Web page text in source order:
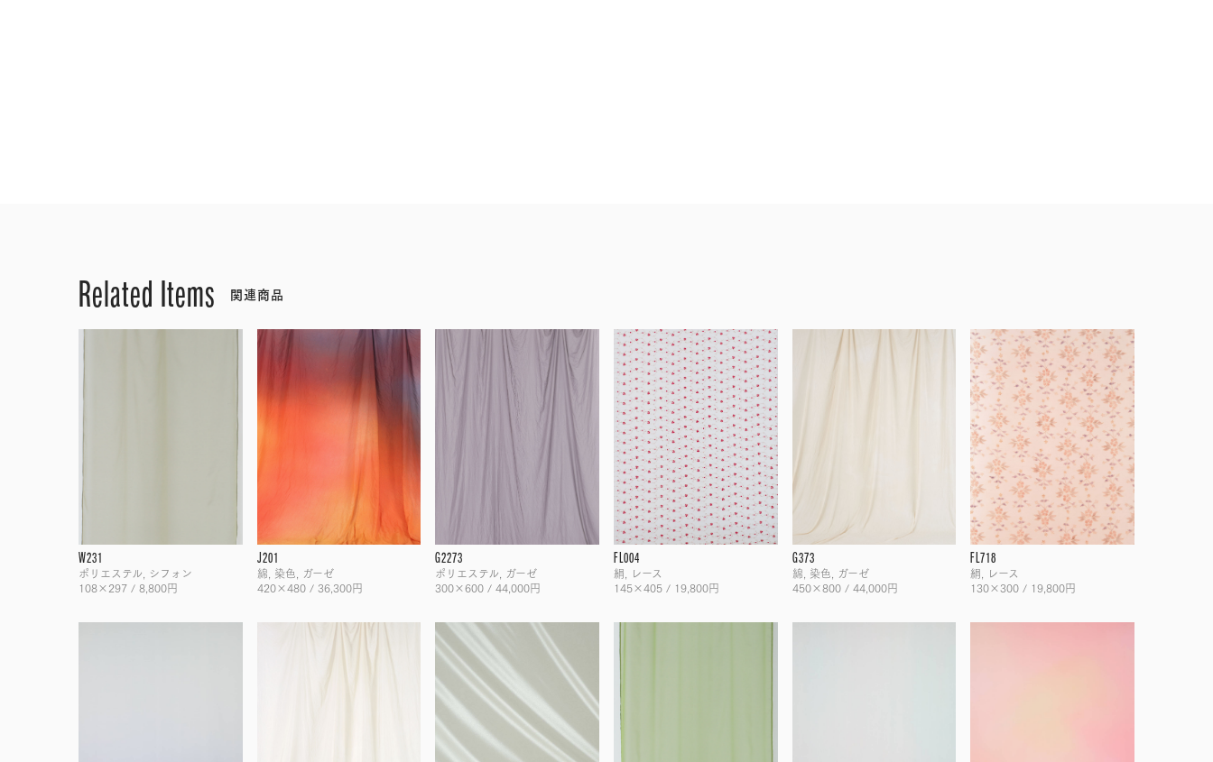
Related Items 関連商品
W231
ポリエステル, シフォン
108×297 / 8,800円
J201
綿, 染色, ガーゼ
420×480 / 36,300円
G2273
ポリエステル, ガーゼ
300×600 / 44,000円
FL004
絹, レース
145×405 / 19,800円
G373
綿, 染色, ガーゼ
450×800 / 44,000円
FL718
絹, レース
130×300 / 19,800円